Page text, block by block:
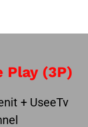
Play (3P)
+ UseeTv